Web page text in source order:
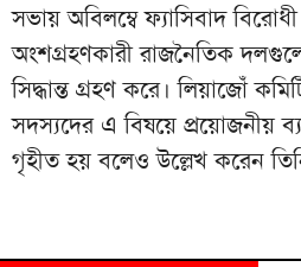
সভায় অবিলম্বে ফ্যাসিবাদ
অংশগ্রহণকারী রাজনৈতিক
সিদ্ধান্ত গ্রহণ করে। লিয়াজোঁ
সদস্যদের এ বিষয়ে প্রয়োজনীয়
গৃহীত হয় বলেও উল্লেখ করেন